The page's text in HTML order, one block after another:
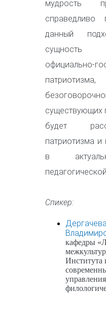
мудрость
справедливо
данный
сущность
официально-
существующих
будет
патриотизма и
в
Спикер:
кафедры
Института